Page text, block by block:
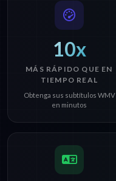
10x
MÁS RÁPIDO QUE EN
TIEMPO REAL
Obtenga sus subtítulos WMV
en minutos